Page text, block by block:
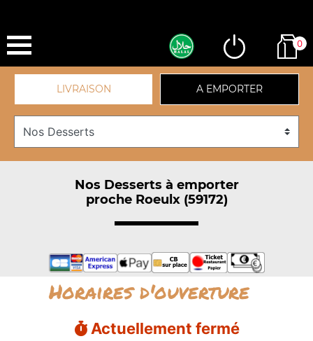
0
LIVRAISON A EMPORTER
Nos Desserts à emporter
proche Roeulx (59172)
Horaires d'ouverture
Actuellement fermé